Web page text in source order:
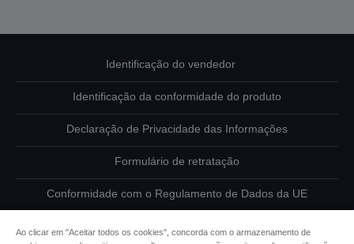
Identificação do vendedor
Identificação da conformidade do produto
Declaração de Privacidade das Informações
Formulário de retratação
Conformidade com o Regulamento de Dados da UE
Ao clicar em "Aceitar todos os cookies", concorda com o armazenamento de